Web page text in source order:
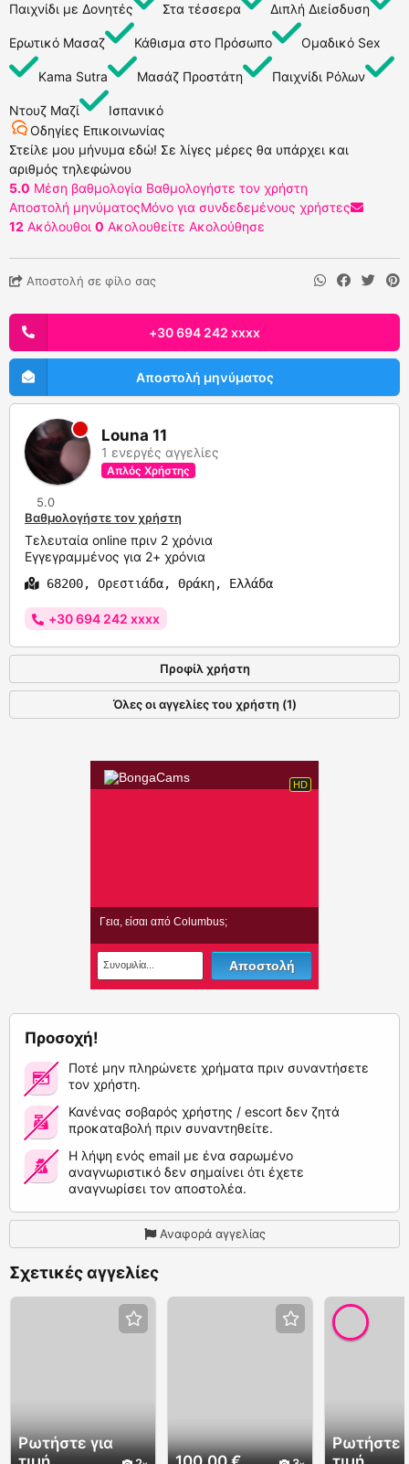
Παιχνίδι με Δονητές Στα τέσσερα Διπλή Διείσδυση
Ερωτικό Μασαζ Κάθισμα στο Πρόσωπο Ομαδικό Sex
Kama Sutra Μασάζ Προστάτη Παιχνίδι Ρόλων
Ντουζ Μαζί
Ισπανικό
Οδηγίες Επικοινωνίας
Στείλε μου μήνυμα εδώ! Σε λίγες μέρες θα υπάρχει και
αριθμός τηλεφώνου
5.0 Μέση βαθμολογία Βαθμολογήστε τον χρήστη
Αποστολή μηνύματοςΜόνο για συνδεδεμένους χρήστες
12 Ακόλουθοι 0 Ακολουθείτε Ακολούθησε
Αποστολή σε φίλο σας
+30 694 242 xxxx
Αποστολή μηνύματος
Louna 11
1 ενεργές αγγελίες
Απλός Χρήστης
5.0
Βαθμολογήστε τον χρήστη
Τελευταία online πριν 2 χρόνια
Εγγεγραμμένος για 2+ χρόνια
68200, Ορεστιάδα, Θράκη, Ελλάδα
+30 694 242 xxxx
Προφίλ χρήστη
Όλες οι αγγελίες του χρήστη (1)
Προσοχή!
Ποτέ μην πληρώνετε χρήματα πριν συναντήσετε
τον χρήστη.
Κανένας σοβαρός χρήστης / escort δεν ζητά
προκαταβολή πριν συναντηθείτε.
Η λήψη ενός email με ένα σαρωμένο
αναγνωριστικό δεν σημαίνει ότι έχετε
αναγνωρίσει τον αποστολέα.
Αναφορά αγγελίας
Σχετικές αγγελίες
Ρωτήστε για
Ρωτήστε